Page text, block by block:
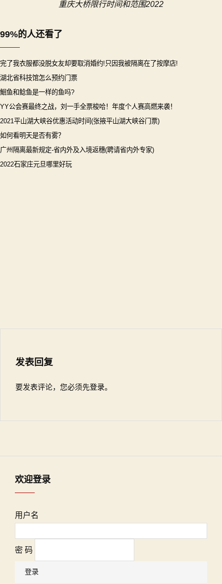
重庆大桥限行时间和范围2022
99%的人还看了
完了我衣服都没脱女友却要取消婚约!只因我被隔离在了按摩店!
湖北省科技馆怎么预约门票
鮰鱼和鲶鱼是一样的鱼吗?
YY公会赛最终之战，刘一手全票梭哈！年度个人赛高燃来袭！
2021平山湖大峡谷优惠活动时间(张掖平山湖大峡谷门票)
如何看明天是否有雾？
广州隔离最新规定-省内外及入境返穗(聘请省内外专家)
2022石家庄元旦哪里好玩
发表回复
要发表评论，您必须先登录。
欢迎登录
用户名
密 码